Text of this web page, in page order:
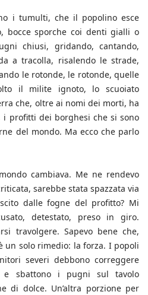
i tumulti, che il popolino esce
bocce sporche coi denti gialli o
chiusi, gridando, cantando,
a tracolla, risalendo le strade,
le rotonde, le rotonde, quelle
il milite ignoto, lo scuoiato
che, oltre ai nomi dei morti, ha
profitti dei borghesi che si sono
del mondo. Ma ecco che parlo
cambiava. Me ne rendevo
sarebbe stata spazzata via
dalle fogne del profitto? Mi
detestato, preso in giro.
travolgere. Sapevo bene che,
un solo rimedio: la forza. I popoli
severi debbono correggere
e sbattono i pugni sul tavolo
di dolce. Un’altra porzione per